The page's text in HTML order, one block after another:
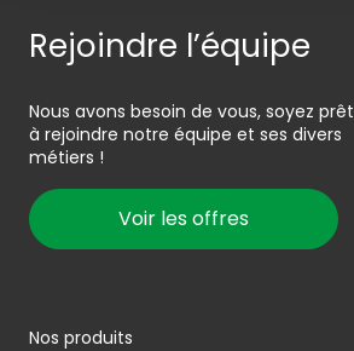
Rejoindre l’équipe
Nous avons besoin de vous, soyez prêt
à rejoindre notre équipe et ses divers
métiers !
Voir les offres
Nos produits